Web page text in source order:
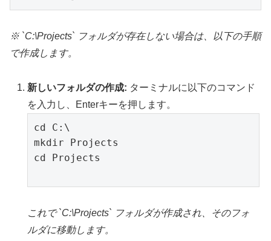
※ `C:\Projects` フォルダが存在しない場合は、以下の手順
で作成します。
新しいフォルダの作成: ターミナルに以下のコマンド
を入力し、Enterキーを押します。
cd C:\
mkdir Projects
cd Projects
これで `C:\Projects` フォルダが作成され、そのフォ
ルダに移動します。